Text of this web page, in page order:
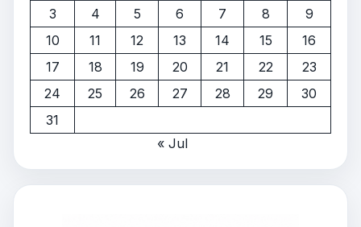
3
4 5 6 7 8
9
10
11 12 13 14 15
16
17
18 19 20 21 22
23
24
25 26 27 28 29
30
31
« Jul